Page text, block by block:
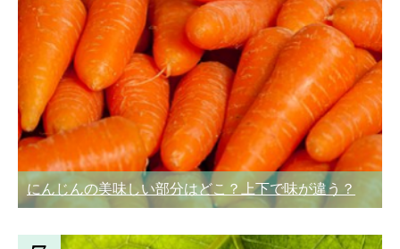
にんじんの美味しい部分はどこ？上下で味が違う？